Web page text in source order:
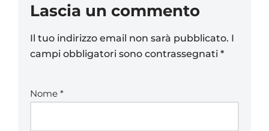
Lascia un commento
Il tuo indirizzo email non sarà pubblicato. I
campi obbligatori sono contrassegnati *
Nome *